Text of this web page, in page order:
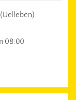
(Uelleben)
08:00